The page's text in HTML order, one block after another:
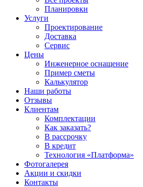
Планировки
Услуги
Проектирование
Доставка
Сервис
Цены
Инженерное оснащение
Пример сметы
Калькулятор
Наши работы
Отзывы
Клиентам
Комплектации
Как заказать?
В рассрочку
В кредит
Технология «Платформа»
Фотогалерея
Акции и скидки
Контакты